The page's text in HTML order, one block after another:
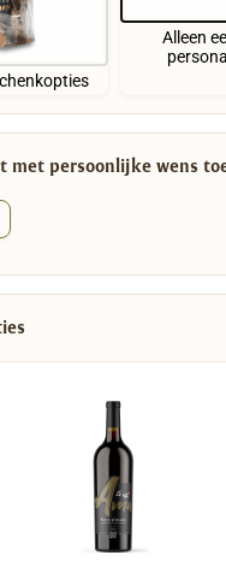
Alleen
met persoonlijke wens